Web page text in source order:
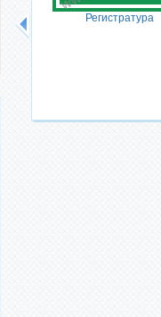
Регистратура